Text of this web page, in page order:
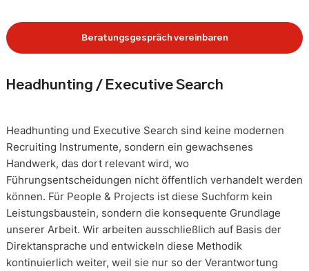
Beratungsgespräch vereinbaren
Headhunting / Executive Search
Headhunting und Executive Search sind keine modernen
Recruiting Instrumente, sondern ein gewachsenes
Handwerk, das dort relevant wird, wo
Führungsentscheidungen nicht öffentlich verhandelt werden
können. Für People & Projects ist diese Suchform kein
Leistungsbaustein, sondern die konsequente Grundlage
unserer Arbeit. Wir arbeiten ausschließlich auf Basis der
Direktansprache und entwickeln diese Methodik
kontinuierlich weiter, weil sie nur so der Verantwortung